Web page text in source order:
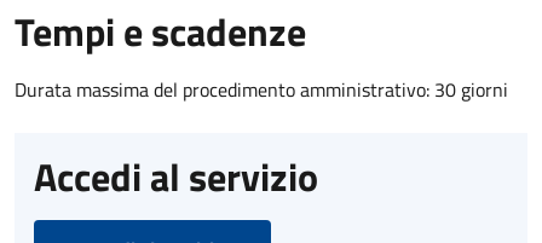
Tempi e scadenze
Durata massima del procedimento amministrativo: 30 giorni
Accedi al servizio